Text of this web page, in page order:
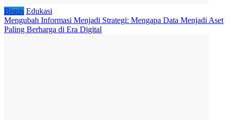
Bisnis Edukasi
Mengubah Informasi Menjadi Strategi: Mengapa Data Menjadi Aset
Paling Berharga di Era Digital